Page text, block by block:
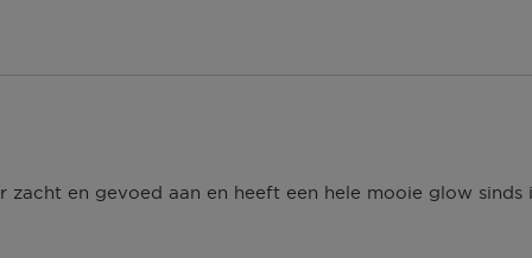
zacht en gevoed aan en heeft een hele mooie glow sinds